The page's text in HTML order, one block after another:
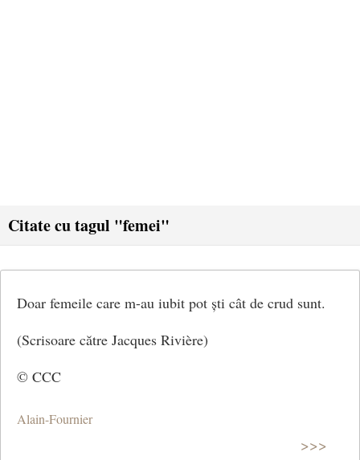
Citate cu tagul "femei"
Doar femeile care m-au iubit pot ști cât de crud sunt.
(Scrisoare către Jacques Rivière)
© CCC
Alain-Fournier
>>>